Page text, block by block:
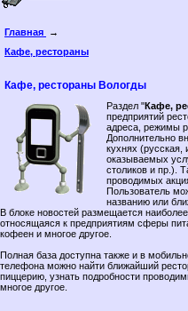
Главная
→
Кафе, рестораны
Кафе, рестораны Вологды
Раздел "Кафе,
предприятий
адреса, режимы
Дополнительно
кухнях (русская,
оказываемых
столиков и пр.).
проводимых
Пользователь
названию или
В блоке новостей размещается
относящаяся к предприятиям сферы
кофеен и многое другое.
Полная база доступна также и в
телефона можно найти ближайший
пиццерию, узнать подробности
многое другое.